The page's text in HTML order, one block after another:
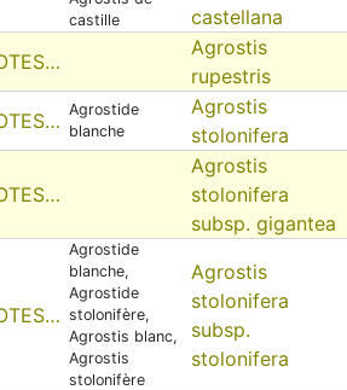
castille
castellana
Agrostis
rupestris
Agrostide
blanche
Agrostis
stolonifera
Agrostis
stolonifera
subsp. gigantea
Agrostide
blanche,
Agrostide
stolonifère,
Agrostis blanc,
Agrostis
stolonifère
Agrostis
stolonifera
subsp.
stolonifera